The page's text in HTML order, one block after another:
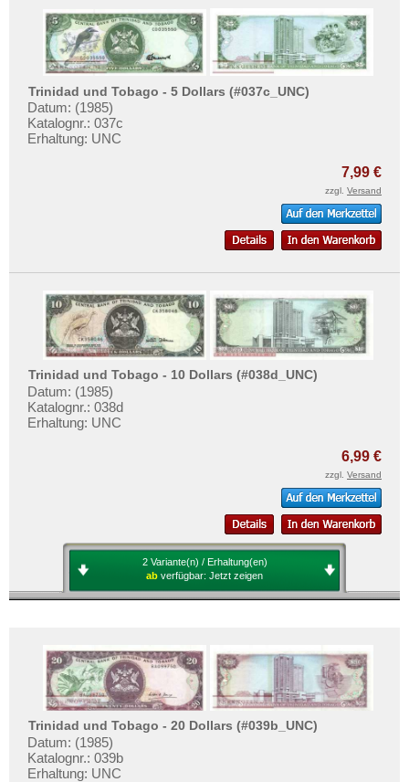
Trinidad und Tobago - 5 Dollars (#037c_UNC)
Datum: (1985)
Katalognr.: 037c
Erhaltung: UNC
7,99 €
zzgl. Versand
Trinidad und Tobago - 10 Dollars (#038d_UNC)
Datum: (1985)
Katalognr.: 038d
Erhaltung: UNC
6,99 €
zzgl. Versand
2 Variante(n) / Erhaltung(en)
ab verfügbar: Jetzt zeigen
Trinidad und Tobago - 20 Dollars (#039b_UNC)
Datum: (1985)
Katalognr.: 039b
Erhaltung: UNC